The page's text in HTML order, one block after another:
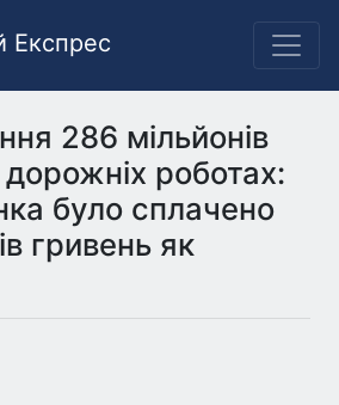
Експрес
286 мільйонів
роботах:
було сплачено
гривень як